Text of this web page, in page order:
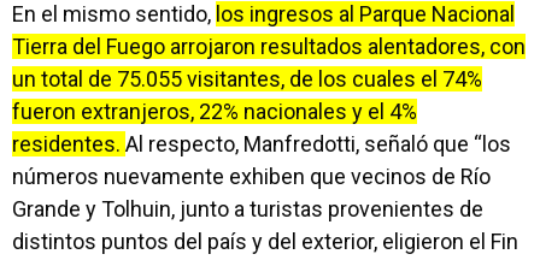
En el mismo sentido, los ingresos al Parque Nacional
Tierra del Fuego arrojaron resultados alentadores, con
un total de 75.055 visitantes, de los cuales el 74%
fueron extranjeros, 22% nacionales y el 4%
residentes. Al respecto, Manfredotti, señaló que “los
números nuevamente exhiben que vecinos de Río
Grande y Tolhuin, junto a turistas provenientes de
distintos puntos del país y del exterior, eligieron el Fin